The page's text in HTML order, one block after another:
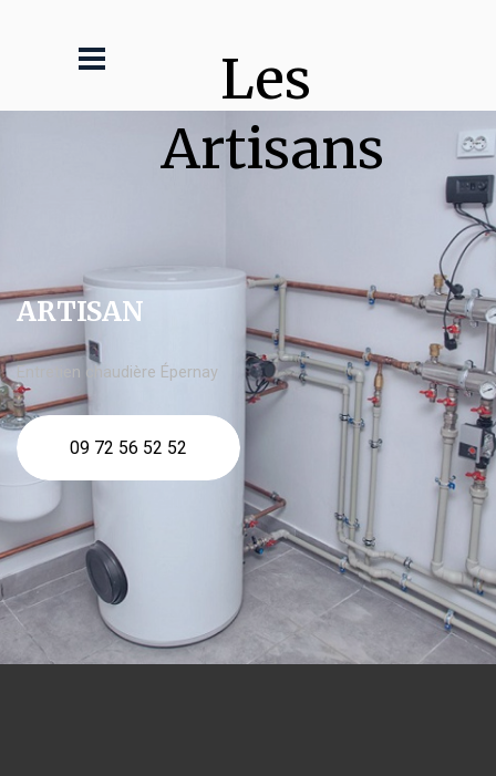
Les
Artisans
ARTISAN
Entretien chaudière Épernay
09 72 56 52 52